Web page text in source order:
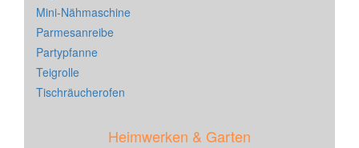
Mini-Nähmaschine
Parmesanreibe
Partypfanne
Teigrolle
Tischräucherofen
Heimwerken & Garten